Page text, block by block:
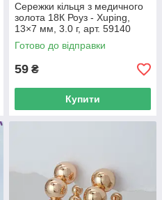
Сережки кільця з медичного
золота 18К Роуз - Xuping,
13×7 мм, 3.0 г, арт. 59140
Готово до відправки
59 ₴
Купити